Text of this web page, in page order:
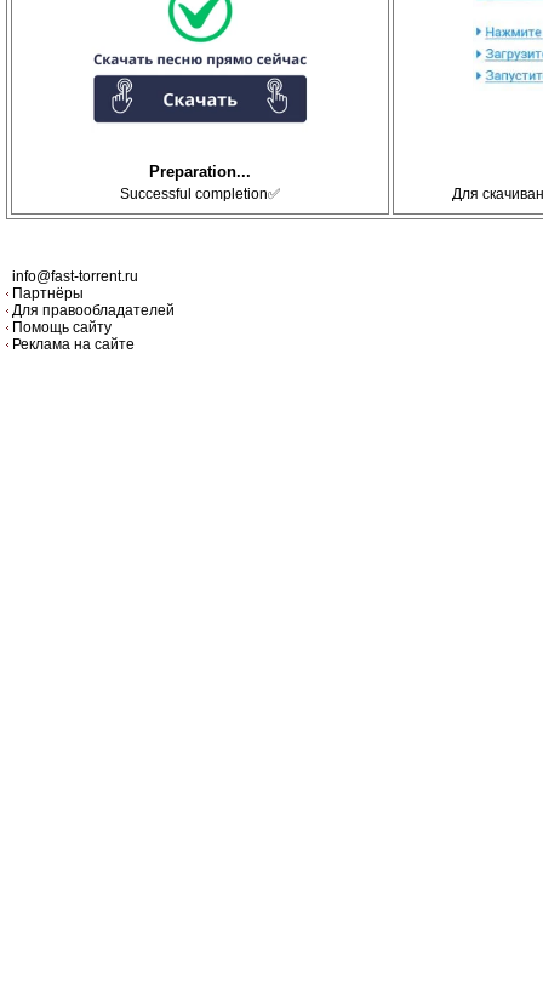
Preparation...
Successful completion✅ Для
info@fast-torrent.ru
Партнёры
Для правообладателей
Помощь сайту
Реклама на сайте